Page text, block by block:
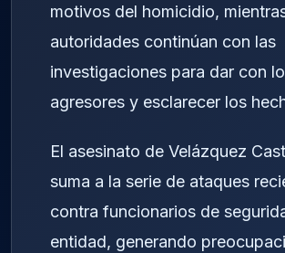
motivos del homicidio,
autoridades continúan con las
investigaciones para dar con
agresores y esclarecer los
El asesinato de Velázquez
suma a la serie de ataques
contra funcionarios de
entidad, generando